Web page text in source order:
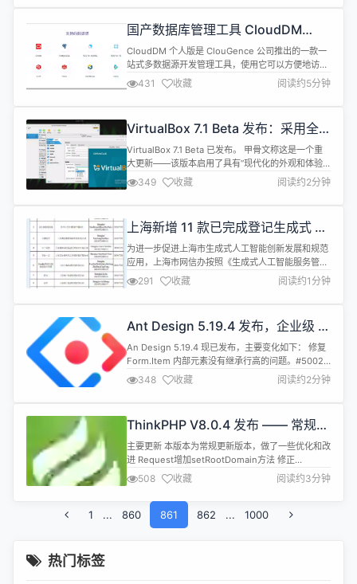
weight（开放权重）”模型通过允许开发人员在以前
公司、研究人员、非营利组织和个人的可用性。 出于
这些原因...
国产数据库管理工具 CloudDM
v2.8.0 发布，平台同步和新功能上
线
CloudDM 个人版是 ClouGence 公司推出的一款一
站式多数据源开发管理工具，使用它可以方便地访问
和管理 MySQL、Oracle、PostgreSQL、阿里云
RDS、Greenplum、TiDB、Redis、StarRocks、
Doris、SelectDB、SQL SERVER、ClickHouse、
431 收藏 阅读约5分钟
VirtualBox 7.1 Beta 发布：采用全
新现代化 UI、更换 Logo
VirtualBox 7.1 Beta 已发布。 甲骨文称这是一个重
大更新——该版本启用了具有“现代化的外观和体验”
的新 UI，并提供了“基础”和“专业”两种 UI 模式
（“Basic” &amp; “Expert”），用于配置不同的界面
功能。 Basic：简化了界面，减少了显示的选项、设
功能...
349 收藏 阅读约2分钟
上海新增 11 款已完成登记生成式 AI
服务
为进一步促进上海市生成式人工智能创新发展和规范
应用，上海市网信办按照《生成式人工智能服务管理
暂行办法》要求，有序开展上海市生成式人工智能服
务备案工作。 同时，对通过API或其他方式直接调用
已备案模型能力，且面向境内公众提供具有舆论属性
作，现将相关信息予以公告。 截至7月30日，上海市
新增11款已完成登记的生成式人...
291 收藏 阅读约1分钟
Ant Design 5.19.4 发布，企业级 UI
设计语言和 React 实现
An Design 5.19.4 现已发布，主要变化如下： 修复
Form.Item 内部元素没有继承行高的问题。#50020
修复 Popovertitle和content都不存在时 Overlay
仍显示的问题。#50064 修复 Empty Token 设置
opacityImage不生效的问题。#50066 修复 Tour
348 收藏 阅读约2分钟
ThinkPHP V8.0.4 发布 —— 常规更
新
主要更新 本版本为常规更新版本，做了一些优化和改
进 Request增加setRootDomain方法 修正
RedirectResponse的restore方法 redis缓存驱动改
为使用时才连接 标签内的缓存标识列表为空时，不调
用clearTag 方法 修正默认异常模板的编码输出 修复
文件响应文件名为中文无法正确在浏览器下载中使用
的问题 Session Fa...
508 收藏 阅读约3分钟
1 ... 860 861 862 ... 1000
热门标签